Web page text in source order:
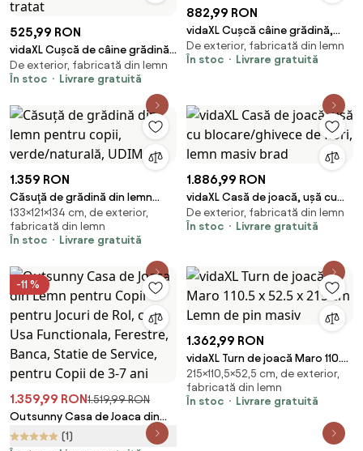
525,99 RON
vidaXL Cușcă de câine grădină,
acoperiș detașabil, lemn de pin
tratat
De exterior, fabricată din lemn
În stoc
Livrare gratuită
882,99 RON
vidaXL Cușcă câine grădină,
acoperiș detașabil, lemn pin
tratat
De exterior, fabricată din lemn
În stoc
Livrare gratuită
1.359 RON
Căsuţă de grădină din lemn
pentru copii, verde/naturală,
UDIM
133×121×134 cm, de exterior,
fabricată din lemn
În stoc
Livrare gratuită
1.886,99 RON
vidaXL Casă de joacă, ușă cu
blocare/ghivece de flori, lemn
masiv brad
De exterior, fabricată din lemn
În stoc
Livrare gratuită
-11 %
1.359,99 RON1.519,99 RON
Outsunny Casa de Joaca din
Lemn pentru Copii pentru
(1)
1.362,99 RON
vidaXL Turn de joacă Maro 110.5
x 52.5 x 215 cm Lemn de pin
masiv
215×110,5×52,5 cm, de exterior,
fabricată din lemn
În stoc
Livrare gratuită